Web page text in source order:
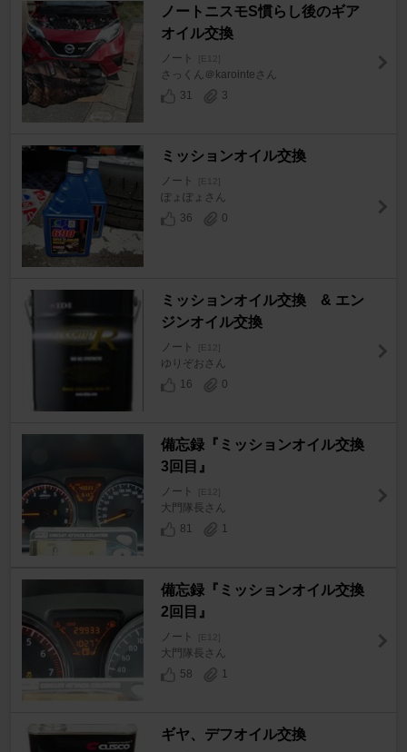
ノートニスモS慣らし後のギア
オイル交換
ノート [E12]
さっくん＠karointeさん
31
3
ミッションオイル交換
ノート [E12]
ぽょぽょさん
36
0
ミッションオイル交換 & エン
ジンオイル交換
ノート [E12]
ゆりぞおさん
16
0
備忘録『ミッションオイル交換
3回目』
ノート [E12]
大門隊長さん
81
1
備忘録『ミッションオイル交換
2回目』
ノート [E12]
大門隊長さん
58
1
ギヤ、デフオイル交換